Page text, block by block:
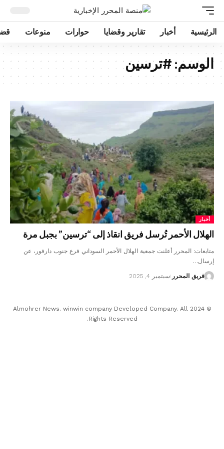
الرئيسية أخبار تقارير وقضايا حوارات منوعات
الوسم: #ترسين
أخبار
الهلال الأحمر تُرسل فريق انقاذ إلى “ترسين” بجبل مرة
متابعات: المحرر أعلنت جمعية الهلال الأحمر السوداني فرع جنوب دارفور، عن
إرسال…
فريق المحرر سبتمبر 4, 2025
© 2024 Almohrer News. winwin company Developed Company. All
Rights Reserved.